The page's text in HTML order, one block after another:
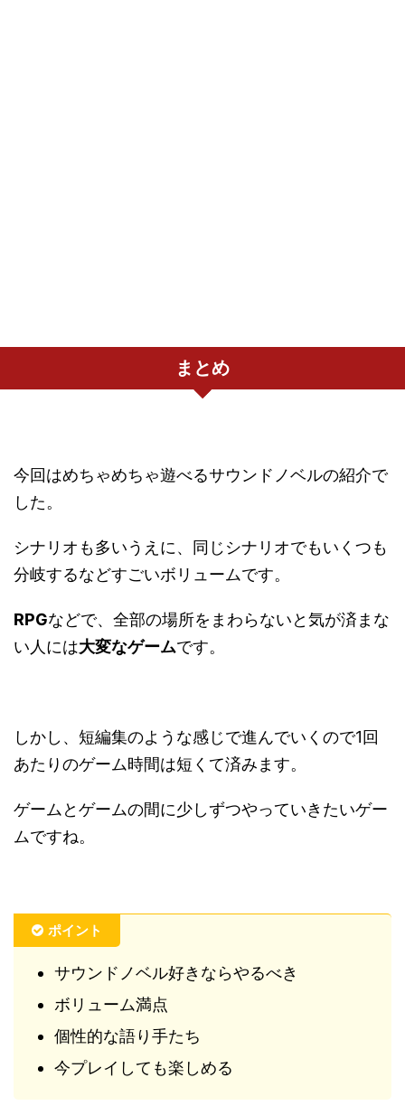
まとめ
今回はめちゃめちゃ遊べるサウンドノベルの紹介で
した。
シナリオも多いうえに、同じシナリオでもいくつも
分岐するなどすごいボリュームです。
RPGなどで、全部の場所をまわらないと気が済まな
い人には大変なゲームです。
しかし、短編集のような感じで進んでいくので1回
あたりのゲーム時間は短くて済みます。
ゲームとゲームの間に少しずつやっていきたいゲー
ムですね。
ポイント
サウンドノベル好きならやるべき
ボリューム満点
個性的な語り手たち
今プレイしても楽しめる